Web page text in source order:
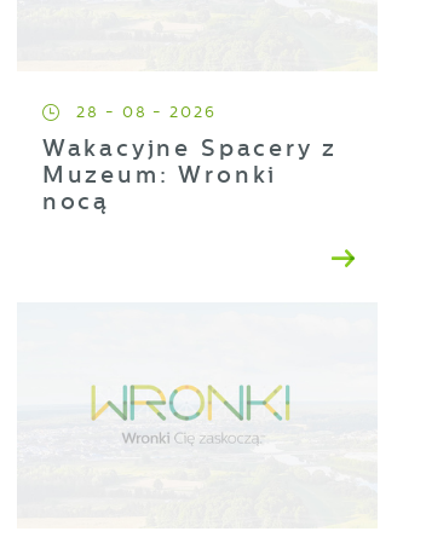
28 - 08 - 2026
Wakacyjne Spacery z
Muzeum: Wronki
nocą